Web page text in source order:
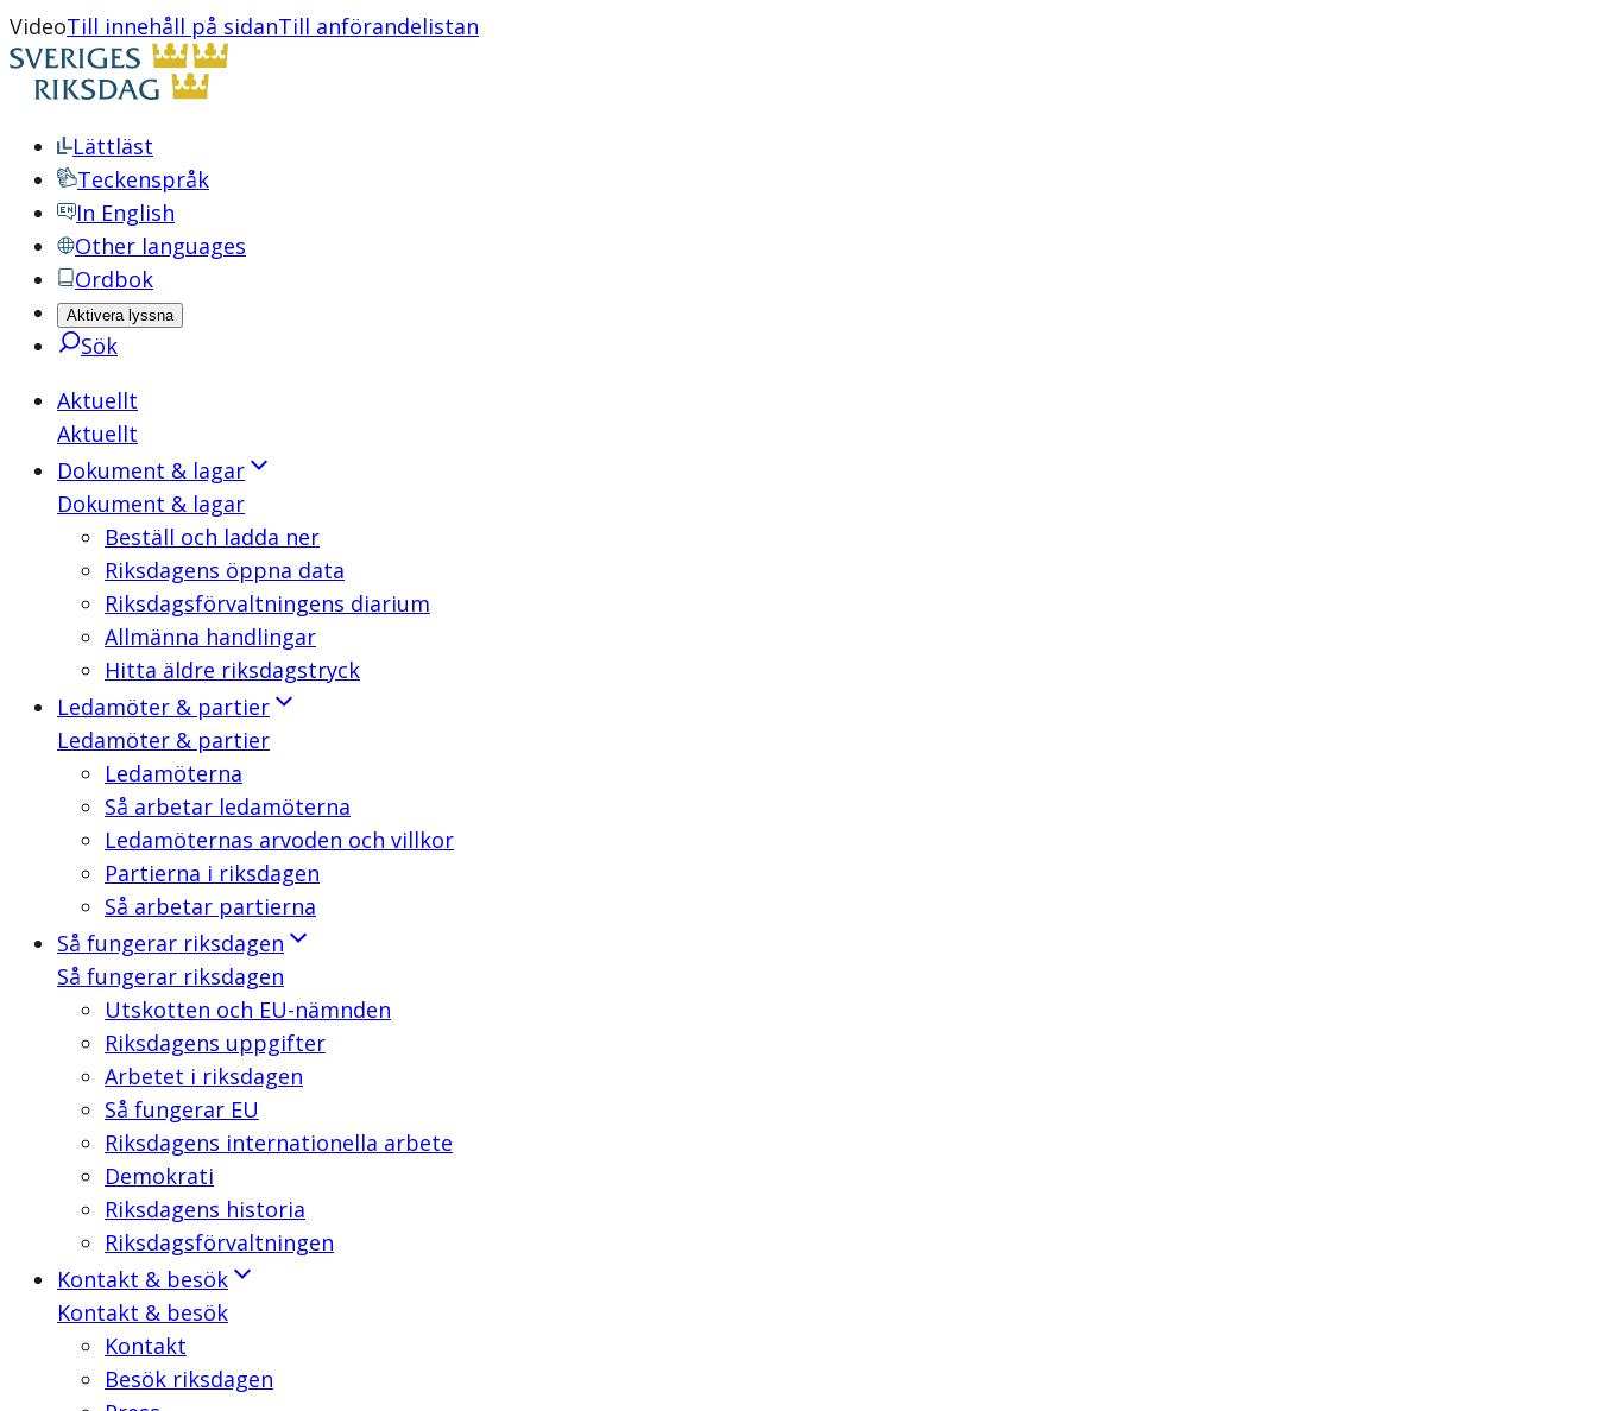
VideoTill innehåll på sidanTill anförandelistan
Lättläst
Teckenspråk
In English
Other languages
Ordbok
Aktivera lyssna
Sök
Aktuellt
Aktuellt
Dokument & lagar
Dokument & lagar
Beställ och ladda ner
Riksdagens öppna data
Riksdagsförvaltningens diarium
Allmänna handlingar
Hitta äldre riksdagstryck
Ledamöter & partier
Ledamöter & partier
Ledamöterna
Så arbetar ledamöterna
Ledamöternas arvoden och villkor
Partierna i riksdagen
Så arbetar partierna
Så fungerar riksdagen
Så fungerar riksdagen
Utskotten och EU-nämnden
Riksdagens uppgifter
Arbetet i riksdagen
Så fungerar EU
Riksdagens internationella arbete
Demokrati
Riksdagens historia
Riksdagsförvaltningen
Kontakt & besök
Kontakt & besök
Kontakt
Besök riksdagen